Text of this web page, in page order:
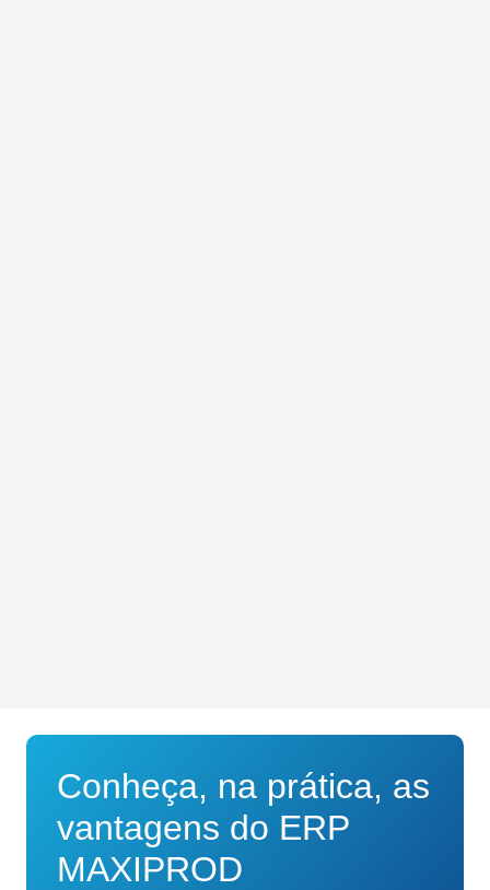
Conheça, na prática, as
vantagens do ERP
MAXIPROD